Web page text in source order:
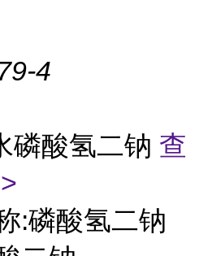
4
磷酸氢二钠 查
:磷酸氢二钠